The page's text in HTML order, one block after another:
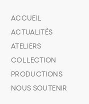
ACCUEIL
ACTUALITÉS
ATELIERS
COLLECTION
PRODUCTIONS
NOUS SOUTENIR